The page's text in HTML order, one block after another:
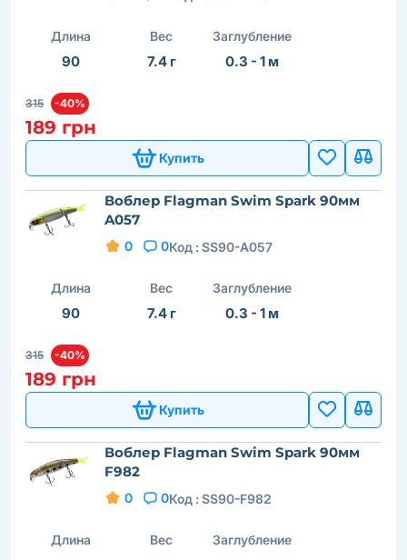
Длина
90
Вес
7.4 г
Заглубление
0.3 - 1 м
315 -40%
189 грн
Купить
Воблер Flagman Swim Spark 90мм
A057
0 0Код : SS90-A057
Длина
90
Вес
7.4 г
Заглубление
0.3 - 1 м
315 -40%
189 грн
Купить
Воблер Flagman Swim Spark 90мм
F982
0 0Код : SS90-F982
Длина Вес Заглубление